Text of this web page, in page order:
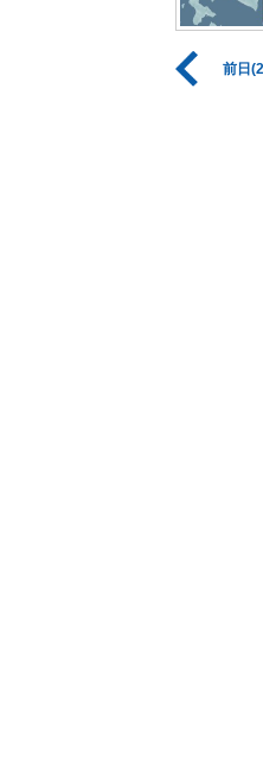
前日